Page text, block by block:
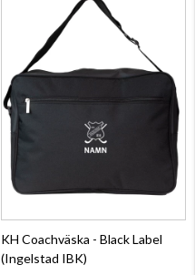
KH Coachväska - Black Label
(Ingelstad IBK)